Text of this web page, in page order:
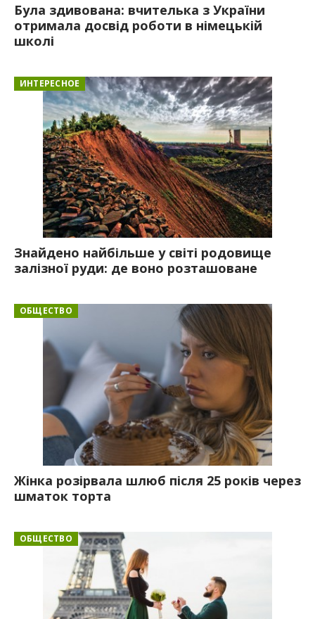
Була здивована: вчителька з України
отримала досвід роботи в німецькій
школі
ИНТЕРЕСНОЕ
Знайдено найбільше у світі родовище
залізної руди: де воно розташоване
ОБЩЕСТВО
Жінка розірвала шлюб після 25 років через
шматок торта
ОБЩЕСТВО